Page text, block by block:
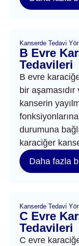
Kanserde Tedavi
B Evre
Tedavileri
B evre
bir
kanserin
durumuna
karaciğer
Daha fazla
Kanserde Tedavi
C Evre
Tedavileri
C evre